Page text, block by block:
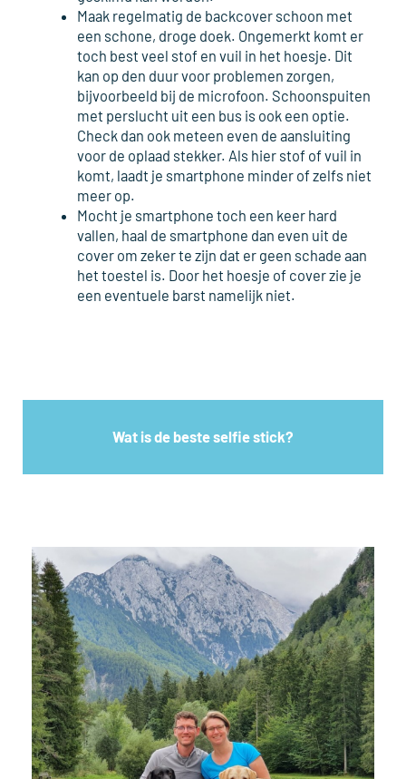
Maak regelmatig de backcover schoon met
een schone, droge doek. Ongemerkt komt er
toch best veel stof en vuil in het hoesje. Dit
kan op den duur voor problemen zorgen,
bijvoorbeeld bij de microfoon. Schoonspuiten
met perslucht uit een bus is ook een optie.
Check dan ook meteen even de aansluiting
voor de oplaad stekker. Als hier stof of vuil in
komt, laadt je smartphone minder of zelfs niet
meer op.
Mocht je smartphone toch een keer hard
vallen, haal de smartphone dan even uit de
cover om zeker te zijn dat er geen schade aan
het toestel is. Door het hoesje of cover zie je
een eventuele barst namelijk niet.
Wat is de beste selfie stick?